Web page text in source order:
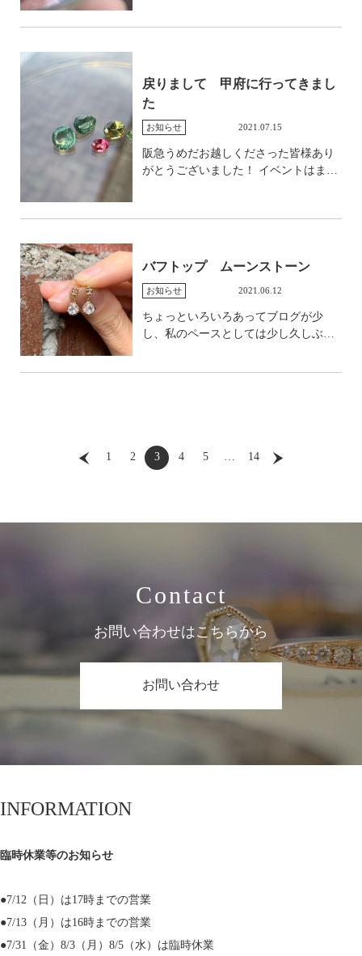
の強いシラーが突然現れるようなもの
も。 これ全部、一度に作って、そして
ほんとにムーンストーン祭にでもした
力が持つか。。。 これ以外にもバフト
ップがいくつか。 また順次ご紹介させ
戻りまして 甲府に行ってきまし
た
お知らせ 2021.07.15
阪急うめだお越しくださった皆様あり
がとうございました！ イベントはまだ
様、疲れ果てておりましたが元気が出
の皆様がしっかり対応してくださいま
すので、ぜひお立ち寄りください。 そ
てまいりました。 あまりたくさんでは
ないのですが、なんとも素魅力的なも
お疲れをいやしていただけたら。 夕焼
なに小粒なくせに、なんて存在感で、
ずに店頭で作る予定です。 その隣の黄
色、これはジルコンです。 グリーンを
かんだかんじで、これまた美しい。 そ
して隣のペアシェイプのグリーンは、
トルマリン。 意外と珍しい？鮮やかな
黄緑色です。 説明しながら、どの緑だ
ていただけると信じて。 最後の右のブ
ルー2つはブルージルコン。 このブル
ー、なんだか惹きつけられる色で、今
回のイベントに向けて作ったプラチナ
バフトップ ムーンストーン
お知らせ 2021.06.12
ちょっといろいろあってブログが少
し、私のペースとしては少し久しぶり
いるように思えてなりません。 まずは
ペア1。 暗がりのなかでもレインボー
り、これもまた魅力的なペアです。 1
あり、なタイプです。 最後、1ピース
その2。 これも上のものと同じ雰囲気
で、透明度とシラーがころころと表情
を変えるタイプ。 以前このマロン型の
バフトップのピアスを作ったことがあ
て、お問い合わせもいただいていたの
ですがなかなか同じ感じのルースは見
つからず、ご縁があればと思っていま
持ち小さいと思いますが、同じ感じで
1 2 3 4 5 14
Contact
お問い合わせはこちらから
お問い合わせ
INFORMATION
臨時休業等のお知らせ
●7/12（日）は17時までの営業
●7/13（月）は16時までの営業
●7/31（金）8/3（月）8/5（水）は臨時休業